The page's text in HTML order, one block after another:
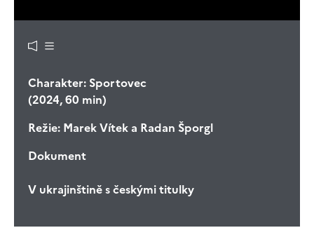
Charakter: Sportovec
(2024, 60 min)
Režie: Marek Vítek a Radan Šporgl
Dokument
V ukrajinštině s českými titulky